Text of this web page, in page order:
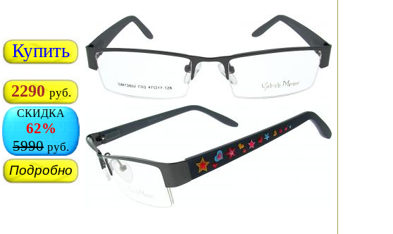
Купить
2290 руб.
СКИДКА
62%
5990 руб.
Подробно